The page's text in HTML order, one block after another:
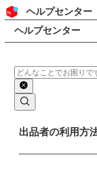
コンテンツにスキップ
ヘッダー
ヘルプセンター
検索
パンくずリスト
ヘルプセンター
検索
メインコン
出品者の利用方